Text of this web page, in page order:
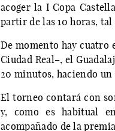
acoger la I Copa
partir de las 10 horas,
De momento hay cuatro
Ciudad Real–, el
20 minutos, haciendo
El torneo contará con
y, como es habitual
acompañado de la